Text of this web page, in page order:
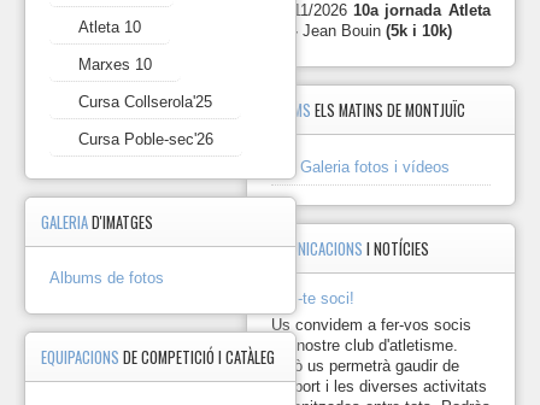
Marxes
Cursa
Collserola'25
Cursa
Poble-
sec'26
Atleta 10
Marxes 10
Cursa Collserola'25
Cursa Poble-sec'26
GALERIAD'IMATGES
Albums de fotos
EQUIPACIONSDE COMPETICIÓ I CATÀLEG
29/11/202610a jornada Atleta
10 - Jean Bouin(5k i 10k)
ÀLBUMS ELS MATINS DE MONTJUÏC
Galeria fotos i vídeos
COMUNICACIONS I NOTÍCIES
Fes-te soci!
Us convidem a fer-vos socis
del nostre club d'atletisme.
Això us permetrà gaudir de
l'esport i les diverses activitats